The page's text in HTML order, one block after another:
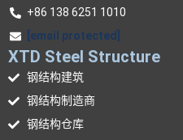
+86 138 6251 1010
[email protected]
XTD Steel Structure
钢结构建筑
钢结构制造商
钢结构仓库